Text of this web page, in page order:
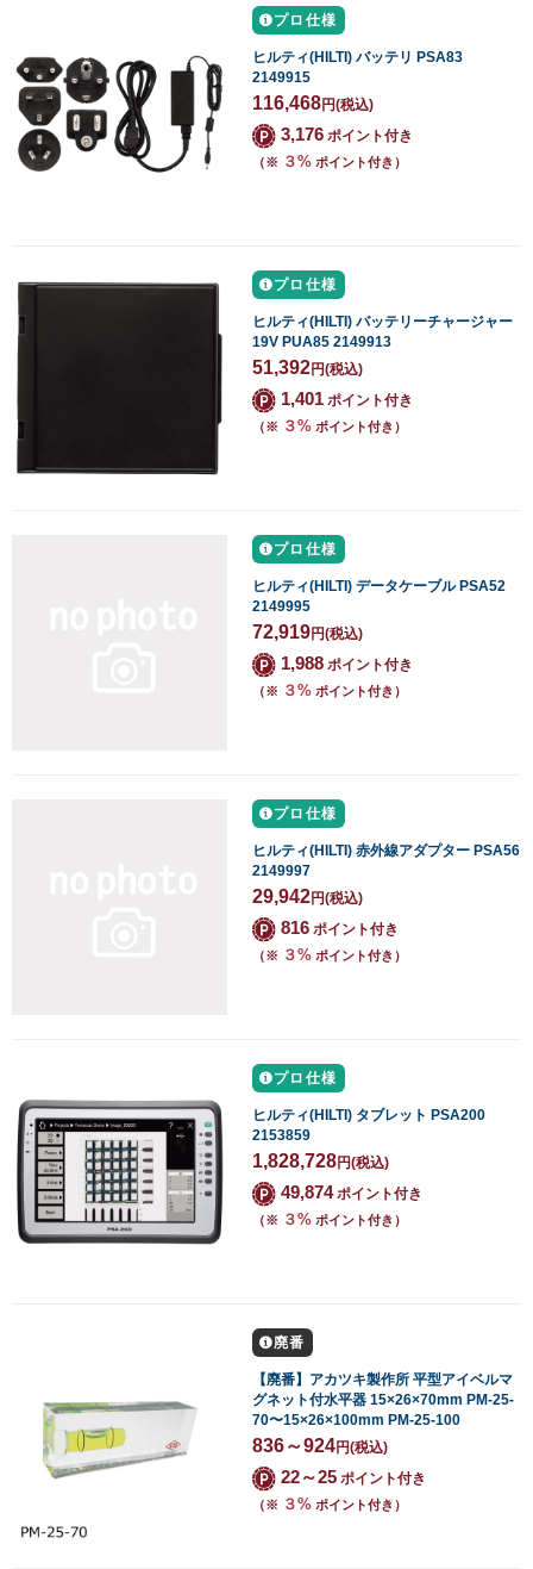
プロ仕様
ヒルティ(HILTI) バッテリ PSA83
2149915
116,468円(税込)
3,176 ポイント付き
（※ ３% ポイント付き）
プロ仕様
ヒルティ(HILTI) バッテリーチャージャー
19V PUA85 2149913
51,392円(税込)
1,401 ポイント付き
（※ ３% ポイント付き）
プロ仕様
ヒルティ(HILTI) データケーブル PSA52
2149995
72,919円(税込)
1,988 ポイント付き
（※ ３% ポイント付き）
プロ仕様
ヒルティ(HILTI) 赤外線アダプター PSA56
2149997
29,942円(税込)
816 ポイント付き
（※ ３% ポイント付き）
プロ仕様
ヒルティ(HILTI) タブレット PSA200
2153859
1,828,728円(税込)
49,874ポイント付き
（※ ３% ポイント付き）
廃番
【廃番】アカツキ製作所 平型アイベルマ
グネット付水平器 15×26×70mm PM-25-
70〜15×26×100mm PM-25-100
836～924円(税込)
22～25 ポイント付き
（※ ３% ポイント付き）